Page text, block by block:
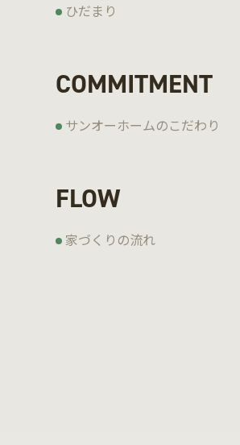
ひだまり
COMMITMENT
サンオーホームのこだわり
FLOW
家づくりの流れ